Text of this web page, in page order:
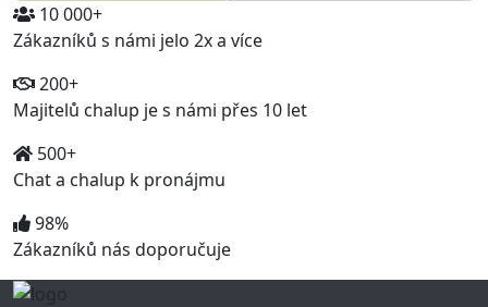
10 000+
Zákazníků s námi jelo 2x a více
200+
Majitelů chalup je s námi přes 10 let
500+
Chat a chalup k pronájmu
98%
Zákazníků nás doporučuje